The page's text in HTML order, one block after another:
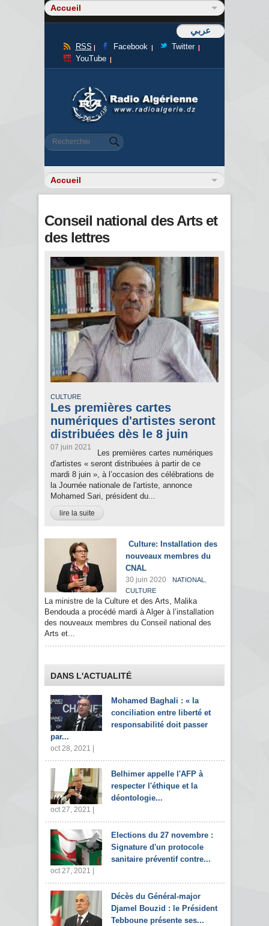
عربي
RSS Facebook
Twitter
YouTube
Formulaire de recherche
Rechercher
Conseil national des Arts et
des lettres
CULTURE
Les premières cartes
numériques d'artistes seront
distribuées dès le 8 juin
07 juin 2021
Les premières cartes numériques
d'artistes « seront distribuées à partir de ce
mardi 8 juin », à l’occasion des célébrations de
la Journée nationale de l'artiste, annonce
Mohamed Sari, président du...
lire la suite
Culture: Installation des
nouveaux membres du
CNAL
30 juin 2020 NATIONAL ,
CULTURE
La ministre de la Culture et des Arts, Malika
Bendouda a procédé mardi à Alger à l’installation
des nouveaux membres du Conseil national des
Arts et...
DANS L'ACTUALITÉ
Mohamed Baghali : « la
conciliation entre liberté et
responsabilité doit passer
par...
oct 28, 2021 |
Belhimer appelle l'AFP à
respecter l'éthique et la
déontologie...
oct 27, 2021 |
Elections du 27 novembre :
Signature d'un protocole
sanitaire préventif contre...
oct 27, 2021 |
Décès du Général-major
Djamel Bouzid : le Président
Tebboune présente ses...